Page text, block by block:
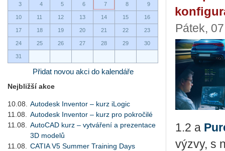
3 4 5 6 7 8 9
10 11 12 13 14 15 16
17 18 19 20 21 22 23
24 25 26 27 28 29 30
31
Přidat novou akci do kalendáře
Nejbližší akce
10.08.
Autodesk Inventor – kurz iLogic
11.08.
Autodesk Inventor – kurz pro pokročilé
11.08.
AutoCAD kurz – vytváření a prezentace
3D modelů
11.08.
CATIA V5 Summer Training Days
Pátek,
1.2 a
výzvy, s